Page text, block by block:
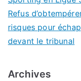
Refus
risques pour
devant le tribunal
Archives